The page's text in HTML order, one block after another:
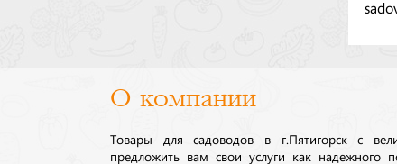
О компании
Товары для садоводов в г.Пятигорск с
предложить вам свои услуги как надежного